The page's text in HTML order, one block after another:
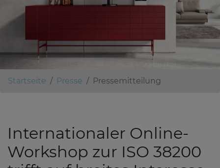
Kettnaker
Startseite Presse Pressemitteilung
Internationaler Online-
Workshop zur ISO 38200